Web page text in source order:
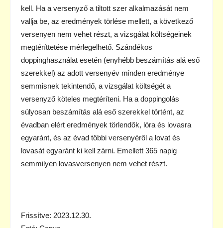
kell. Ha a versenyző a tiltott szer alkalmazását nem
vallja be, az eredmények törlése mellett, a következő
versenyen nem vehet részt, a vizsgálat költségeinek
megtéríttetése mérlegelhető. Szándékos
doppinghasználat esetén (enyhébb beszámítás alá eső
szerekkel) az adott versenyév minden eredménye
semmisnek tekintendő, a vizsgálat költségét a
versenyző köteles megtéríteni. Ha a doppingolás
súlyosan beszámítás alá eső szerekkel történt, az
évadban elért eredmények törlendők, lóra és lovasra
egyaránt, és az évad többi versenyéről a lovat és
lovasát egyaránt ki kell zárni. Emellett 365 napig
semmilyen lovasversenyen nem vehet részt.
Frissítve: 2023.12.30.